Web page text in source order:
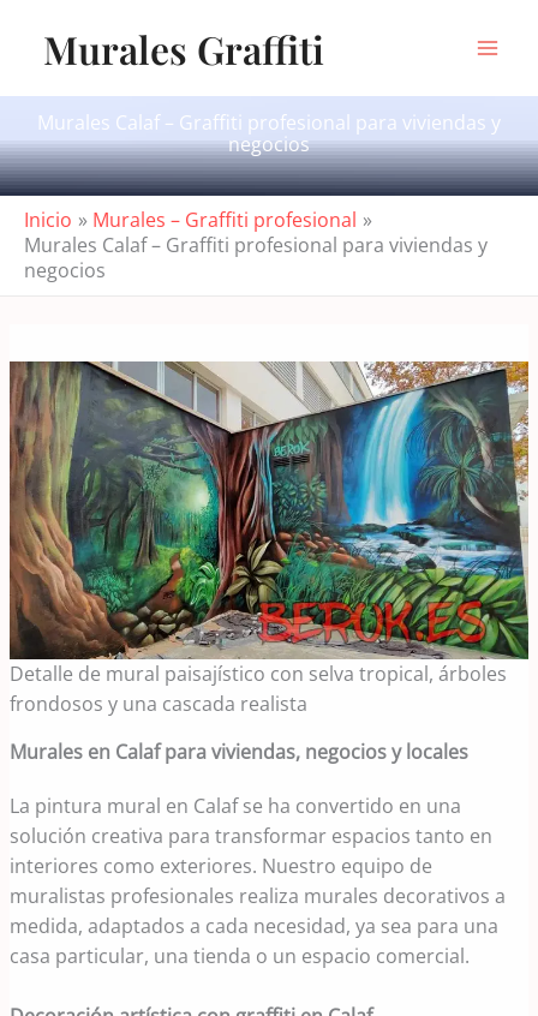
contenidoMurales Graffiti
Murales Calaf – Graffiti profesional para viviendas y
negocios
Inicio
Murales – Graffiti profesional
Murales Calaf – Graffiti profesional para viviendas y
negocios
Detalle de mural paisajístico con selva tropical, árboles
frondosos y una cascada realista
Murales en Calaf para viviendas, negocios y locales
La pintura mural en Calaf se ha convertido en una
solución creativa para transformar espacios tanto en
interiores como exteriores. Nuestro equipo de
muralistas profesionales realiza murales decorativos a
medida, adaptados a cada necesidad, ya sea para una
casa particular, una tienda o un espacio comercial.